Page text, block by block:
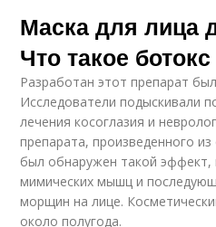
Крахмал для лица
Кукурузный крахмал
Маска для лица
Что такое ботокс
Разработан этот препарат
Исследователи подыскивали
лечения косоглазия и
препарата, произведенного
был обнаружен такой эффект,
мимических мышц и
морщин на лице.
около полугода.